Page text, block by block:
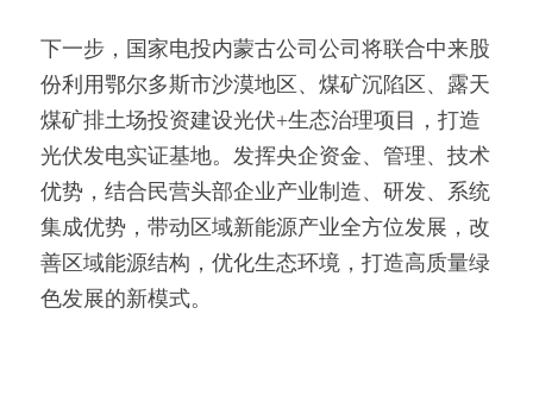
下一步，国家电投内蒙古公司公司将联合中来股
份利用鄂尔多斯市沙漠地区、煤矿沉陷区、露天
煤矿排土场投资建设光伏+生态治理项目，打造
光伏发电实证基地。发挥央企资金、管理、技术
优势，结合民营头部企业产业制造、研发、系统
集成优势，带动区域新能源产业全方位发展，改
善区域能源结构，优化生态环境，打造高质量绿
色发展的新模式。